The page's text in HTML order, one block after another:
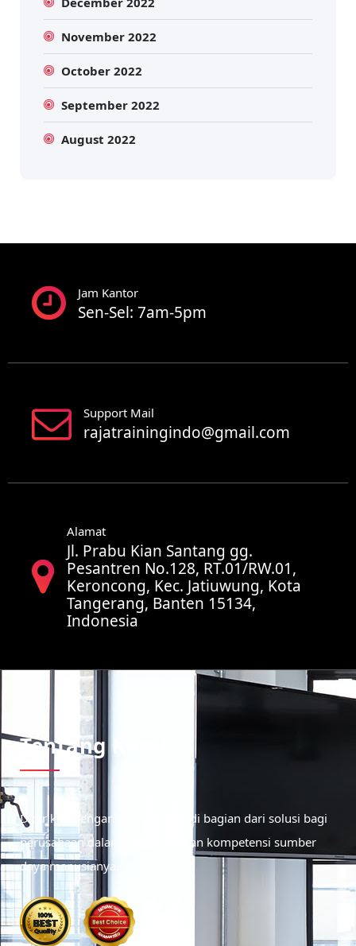
November 2022
October 2022
September 2022
August 2022
Jam Kantor
Sen-Sel: 7am-5pm
Support Mail
rajatrainingindo@gmail.com
Alamat
Jl. Prabu Kian Santang gg.
Pesantren No.128, RT.01/RW.01,
Keroncong, Kec. Jatiuwung, Kota
Tangerang, Banten 15134,
Indonesia
Tentang Kami
Didirikan dengan tujuan menjadi bagian dari solusi bagi
perusahaan dalam meningkatkan kompetensi sumber
daya manusianya.